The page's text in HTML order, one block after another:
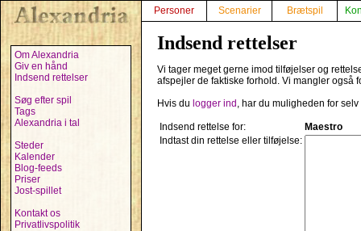
Om Alexandria
Giv en hånd
Indsend rettelser
Søg efter spil
Tags
Alexandria i tal
Steder
Kalender
Blog-feeds
Priser
Jost-spillet
Kontakt os
Privatlivspolitik
Personer Scenarier Brætspil
Indsend rettelser
Vi tager meget gerne imod tilføjelser og
afspejler de faktiske forhold. Vi mangler også
Hvis du logger ind , har du muligheden for
Indsend rettelse for:
Maestro
Indtast din rettelse eller tilføjelse: